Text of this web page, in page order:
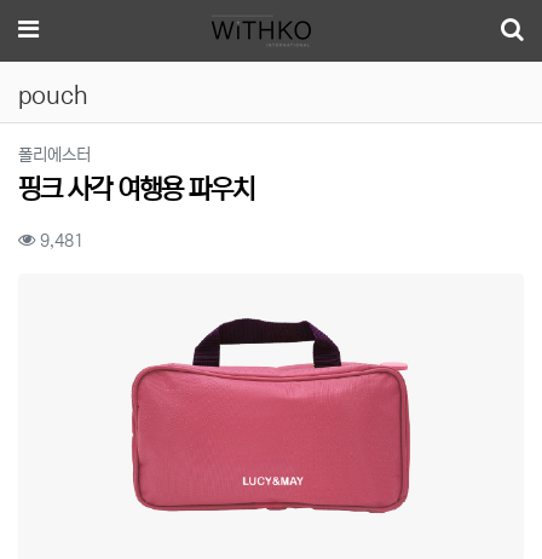
메뉴
pouch
폴리에스터
핑크 사각 여행용 파우치
컨텐츠 정보
9,481